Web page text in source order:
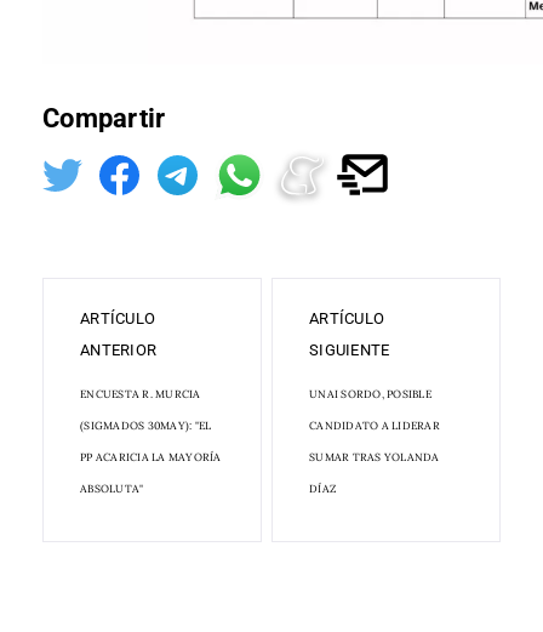
Compartir
ARTÍCULO
ANTERIOR
ENCUESTA R. MURCIA
(SIGMADOS 30MAY): "EL
PP ACARICIA LA MAYORÍA
ABSOLUTA"
ARTÍCULO
SIGUIENTE
UNAI SORDO, POSIBLE
CANDIDATO A LIDERAR
SUMAR TRAS YOLANDA
DÍAZ